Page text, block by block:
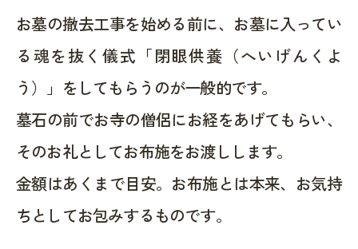
お墓の撤去工事を始める前に、お墓に入ってい
る魂を抜く儀式「閉眼供養（へいげんくよ
う）」をしてもらうのが一般的です。
墓石の前でお寺の僧侶にお経をあげてもらい、
そのお礼としてお布施をお渡しします。
金額はあくまで目安。お布施とは本来、お気持
ちとしてお包みするものです。